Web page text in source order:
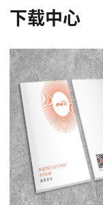
下载中心